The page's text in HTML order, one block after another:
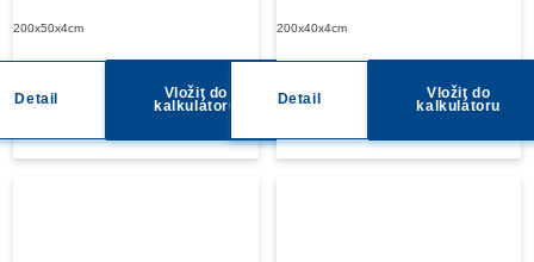
200x50x4cm
Detail
Vložit do
kalkulátoru
200x40x4cm
Detail
Vložit do
kalkulátoru